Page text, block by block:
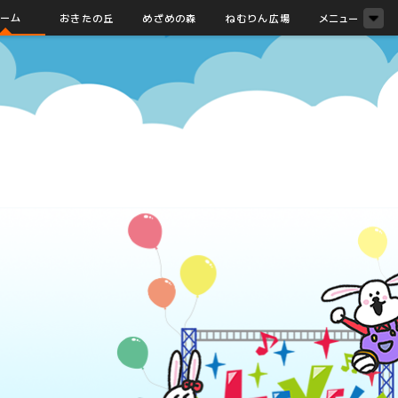
ム おきたの丘 めざめの森 ねむりん広場 メニュー